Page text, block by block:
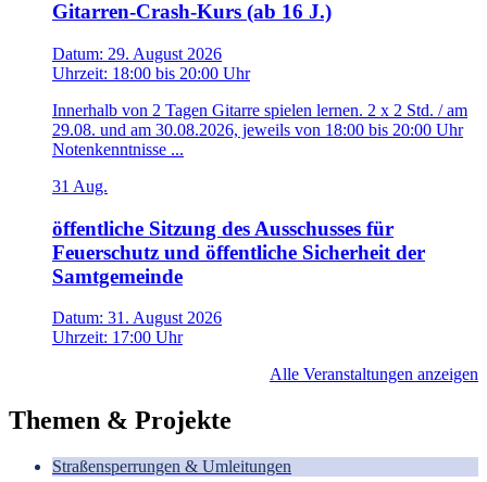
Gitarren-Crash-Kurs (ab 16 J.)
Datum: 29. August 2026
Uhrzeit: 18:00 bis 20:00 Uhr
Innerhalb von 2 Tagen Gitarre spielen lernen. 2 x 2 Std. / am
29.08. und am 30.08.2026, jeweils von 18:00 bis 20:00 Uhr
Notenkenntnisse ...
31 Aug.
öffentliche Sitzung des Ausschusses für
Feuerschutz und öffentliche Sicherheit der
Samtgemeinde
Datum: 31. August 2026
Uhrzeit: 17:00 Uhr
Alle Veranstaltungen anzeigen
Themen & Projekte
Straßensperrungen & Umleitungen